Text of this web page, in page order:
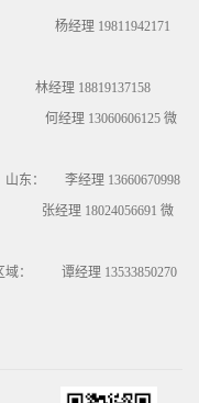
： 杨经理 19811942171
经理 18819137158
何经理 13060606125 微
山东： 李经理 13660670998
张经理 18024056691 微
域： 谭经理 13533850270